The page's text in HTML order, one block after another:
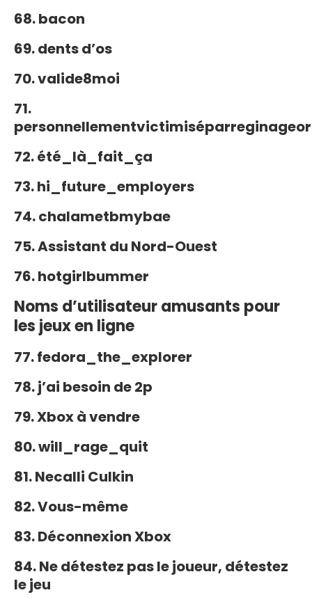
68. bacon
69. dents d’os
70. valide8moi
71.
72. été_là_fait_ça
73. hi_future_employers
74. chalametbmybae
75. Assistant du Nord-Ouest
76. hotgirlbummer
Noms d’utilisateur amusants pour
les jeux en ligne
77. fedora_the_explorer
78. j’ai besoin de 2p
79. Xbox à vendre
80. will_rage_quit
81. Necalli Culkin
82. Vous-même
83. Déconnexion Xbox
84. Ne détestez pas le joueur, détestez
le jeu